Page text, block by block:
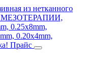
из нетканного
0.25x8mm,
0.20x4mm,
Прайс